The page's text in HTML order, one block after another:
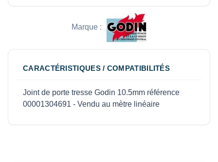
Marque :
CARACTÉRISTIQUES / COMPATIBILITÉS
Joint de porte tresse Godin 10.5mm référence
00001304691 - Vendu au mètre linéaire